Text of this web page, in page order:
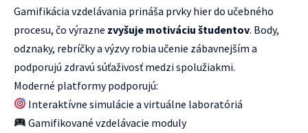
Gamifikácia vzdelávania prináša prvky hier do učebného
procesu, čo výrazne zvyšuje motiváciu študentov. Body,
odznaky, rebríčky a výzvy robia učenie zábavnejším a
podporujú zdravú súťaživosť medzi spolužiakmi.
Moderné platformy podporujú:
Interaktívne simulácie a virtuálne laboratóriá
Gamifikované vzdelávacie moduly